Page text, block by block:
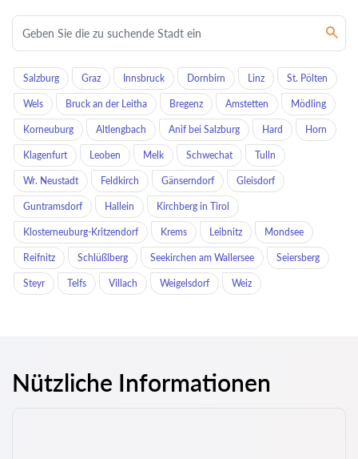
Salzburg Graz Innsbruck Dornbirn Linz St. Pölten
Wels Bruck an der Leitha Bregenz Amstetten Mödling
Korneuburg Altlengbach Anif bei Salzburg Hard Horn
Klagenfurt Leoben Melk Schwechat Tulln
Wr. Neustadt Feldkirch Gänserndorf Gleisdorf
Guntramsdorf Hallein Kirchberg in Tirol
Klosterneuburg-Kritzendorf Krems Leibnitz Mondsee
Reifnitz Schlüßlberg Seekirchen am Wallersee Seiersberg
Steyr Telfs Villach Weigelsdorf Weiz
Nützliche Informationen